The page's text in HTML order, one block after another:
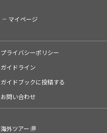
マイページ
プライバシーポリシー
ガイドライン
ガイドブックに投稿する
お問い合わせ
海外ツアー